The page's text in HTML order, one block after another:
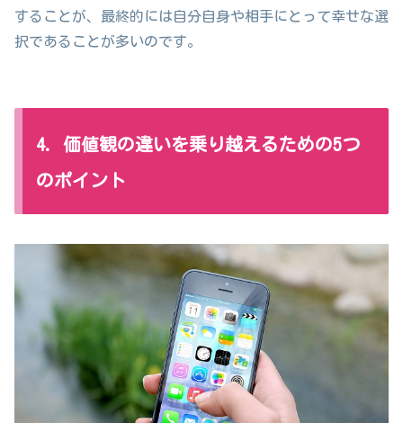
することが、最終的には自分自身や相手にとって幸せな選
択であることが多いのです。
4. 価値観の違いを乗り越えるための5つ
のポイント